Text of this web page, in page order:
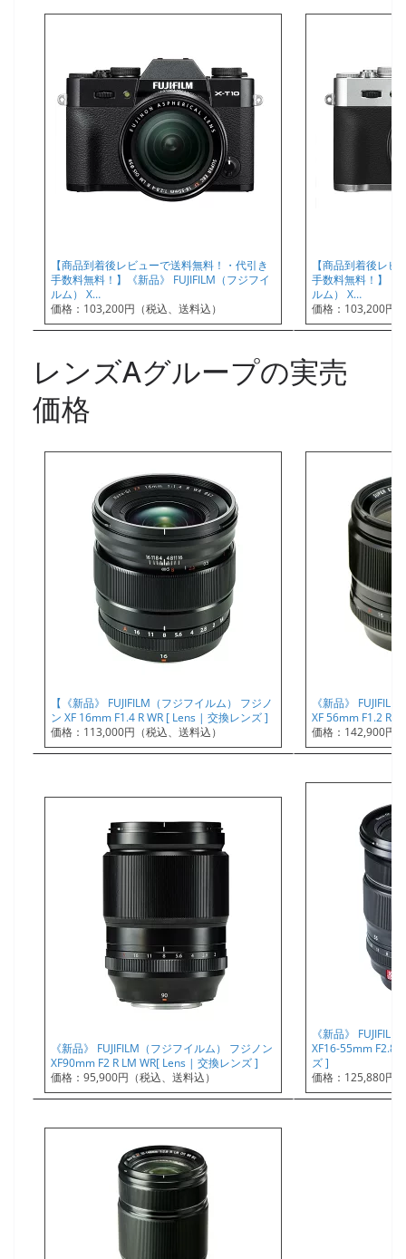
【商品到着後レビューで送料無料！・代引き
手数料無料！】《新品》 FUJIFILM（フジフイ
ルム） X…
価格：103,200円（税込、送料込）
【商品到着後レ
手数料無料！】《
ルム） X…
価格：103,200円
レンズAグループの実売
価格
【《新品》 FUJIFILM（フジフイルム） フジノ
ン XF 16mm F1.4 R WR [ Lens | 交換レンズ ]
価格：113,000円（税込、送料込）
《新品》
XF 56mm F1.2 R
価格：142,900円
《新品》 FUJIFILM（フジフイルム） フジノン
XF90mm F2 R LM WR[ Lens | 交換レンズ ]
価格：95,900円（税込、送料込）
《新品》
XF16-55mm F2.8
ズ ]
価格：125,880円